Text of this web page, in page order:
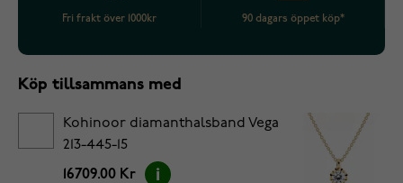
Fri frakt över 1000kr 90 dagars öppet köp*
Köp tillsammans med
Kohinoor diamanthalsband Vega
213-445-15
16709.00 Kr